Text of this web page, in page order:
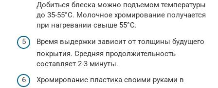
Добиться блеска можно подъемом температуры
до 35-55°С. Молочное хромирование получается
при нагревании свыше 55°С.
Время выдержки зависит от толщины будущего
покрытия. Средняя продолжительность
составляет 2-3 минуты.
Хромирование пластика своими руками в